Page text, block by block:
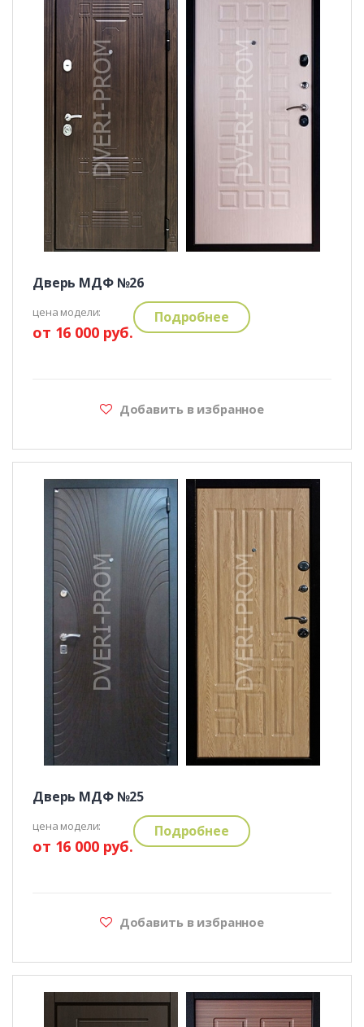
Дверь МДФ №26
цена модели:
от 16 000 руб.
Подробнее
Добавить в избранное
Дверь МДФ №25
цена модели:
от 16 000 руб.
Подробнее
Добавить в избранное